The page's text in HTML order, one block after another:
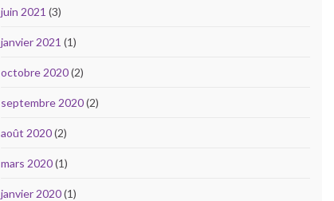
juin 2021 (3)
janvier 2021 (1)
octobre 2020(2)
septembre 2020(2)
août 2020(2)
mars 2020(1)
janvier 2020(1)